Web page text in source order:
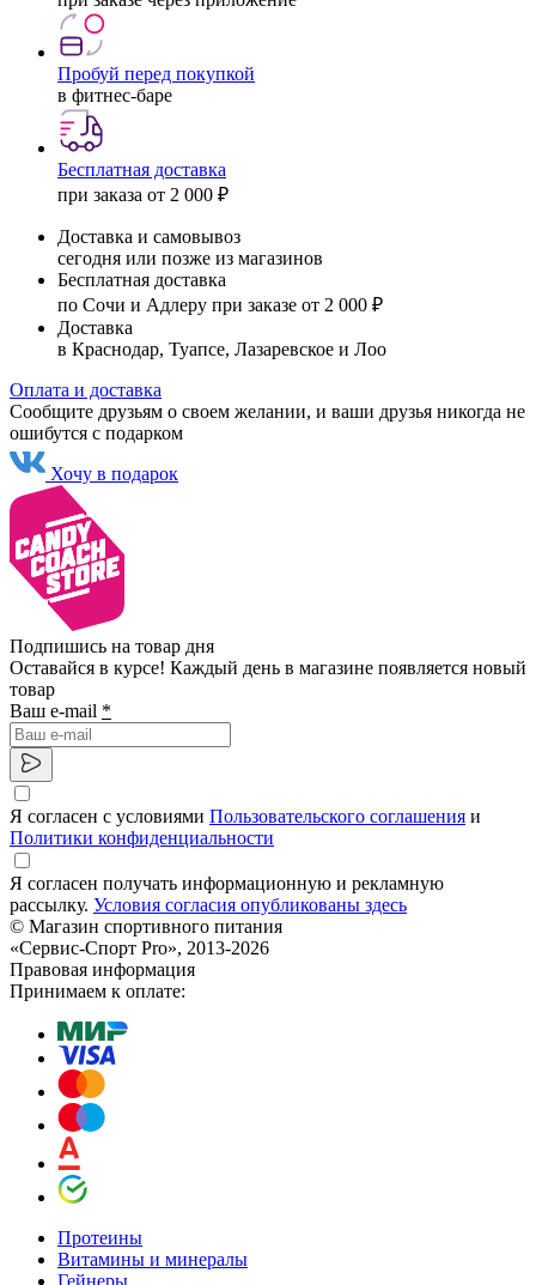
Пробуй перед покупкой
в фитнес-баре
Бесплатная доставка
при заказа от 2 000 ₽
Доставка и самовывоз
сегодня или позже из магазинов
Бесплатная доставка
по Сочи и Адлеру при заказе от 2 000 ₽
Доставка
в Краснодар, Туапсе, Лазаревское и Лоо
Оплата и доставка
Сообщите друзьям о своем желании, и ваши друзья никогда не
ошибутся с подарком
Хочу в подарок
Подпишись на товар дня
Оставайся в курсе! Каждый день в магазине появляется новый
товар
Ваш e-mail *
Я согласен с условиями Пользовательского соглашения и
Политики конфиденциальности
Я согласен получать информационную и рекламную
рассылку. Условия согласия опубликованы здесь
© Магазин спортивного питания
«Сервис-Спорт Pro», 2013-2026
Правовая информация
Принимаем к оплате:
Протеины
Витамины и минералы
Гейнеры